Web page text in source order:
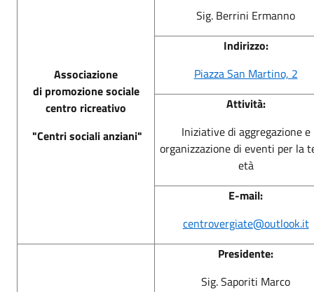
Associazione
di promozione sociale
centro ricreativo
"Centri sociali anziani"
Sig. Berrini Ermanno
Indirizzo:
Piazza San Martino, 2
Attività:
Iniziative di aggregazione e
organizzazione di eventi per la
età
E-mail:
centrovergiate@outlook.it
Presidente:
Sig. Saporiti Marco